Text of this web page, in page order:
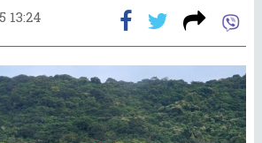
13:24